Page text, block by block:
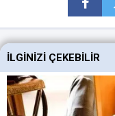
Ankara Haberleri
Keçiören Haberleri
Altındağ Haberleri
İLGINIZI ÇEKEBILIR